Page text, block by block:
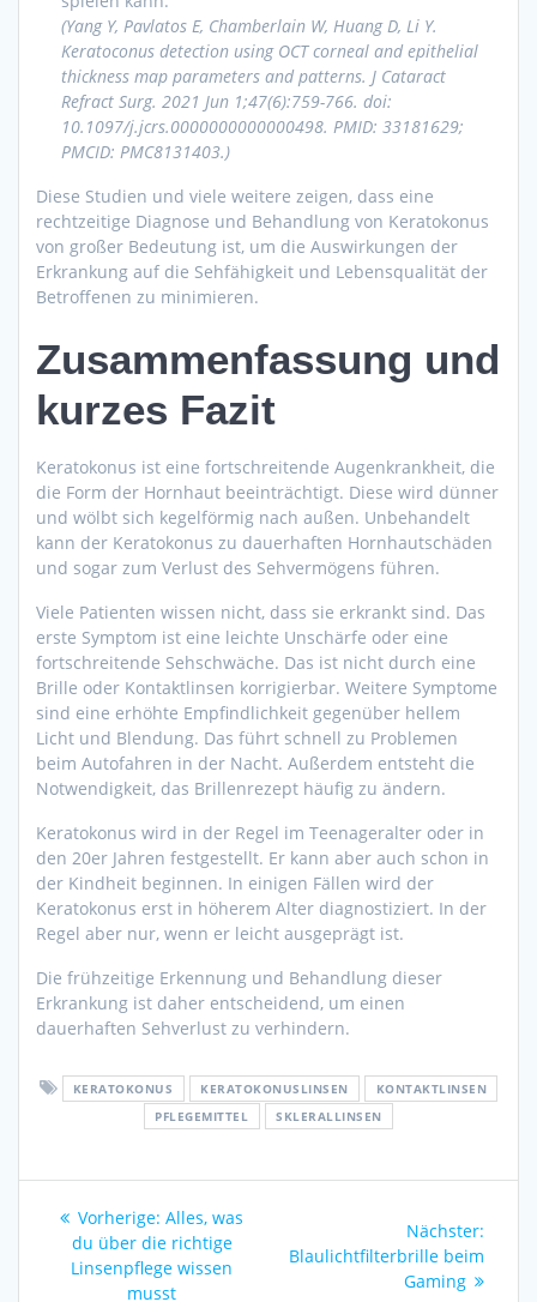
(Yang Y, Pavlatos E, Chamberlain W, Huang D, Li Y.
Keratoconus detection using OCT corneal and epithelial
thickness map parameters and patterns. J Cataract
Refract Surg. 2021 Jun 1;47(6):759-766. doi:
10.1097/j.jcrs.0000000000000498. PMID: 33181629;
PMCID: PMC8131403.)
Diese Studien und viele weitere zeigen, dass eine
rechtzeitige Diagnose und Behandlung von Keratokonus
von großer Bedeutung ist, um die Auswirkungen der
Erkrankung auf die Sehfähigkeit und Lebensqualität der
Betroffenen zu minimieren.
Zusammenfassung und
kurzes Fazit
Keratokonus ist eine fortschreitende Augenkrankheit, die
die Form der Hornhaut beeinträchtigt. Diese wird dünner
und wölbt sich kegelförmig nach außen. Unbehandelt
kann der Keratokonus zu dauerhaften Hornhautschäden
und sogar zum Verlust des Sehvermögens führen.
Viele Patienten wissen nicht, dass sie erkrankt sind. Das
erste Symptom ist eine leichte Unschärfe oder eine
fortschreitende Sehschwäche. Das ist nicht durch eine
Brille oder Kontaktlinsen korrigierbar. Weitere Symptome
sind eine erhöhte Empfindlichkeit gegenüber hellem
Licht und Blendung. Das führt schnell zu Problemen
beim Autofahren in der Nacht. Außerdem entsteht die
Notwendigkeit, das Brillenrezept häufig zu ändern.
Keratokonus wird in der Regel im Teenageralter oder in
den 20er Jahren festgestellt. Er kann aber auch schon in
der Kindheit beginnen. In einigen Fällen wird der
Keratokonus erst in höherem Alter diagnostiziert. In der
Regel aber nur, wenn er leicht ausgeprägt ist.
Die frühzeitige Erkennung und Behandlung dieser
Erkrankung ist daher entscheidend, um einen
dauerhaften Sehverlust zu verhindern.
KERATOKONUS KERATOKONUSLINSEN
KONTAKTLINSEN
PFLEGEMITTEL
SKLERALLINSEN
Beitragsnavigation
Vorherige: Vorheriger
Beitrag:
Alles, was
du über die richtige
Linsenpflege wissen
musst
Nächster:
Blaulichtfilterbrille beim
Gaming